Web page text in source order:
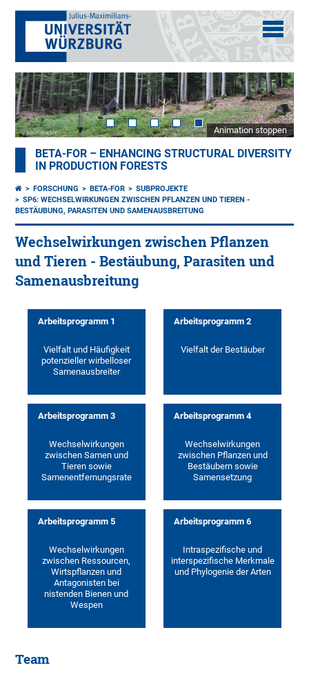
Animation stoppen
BETA-FOR – ENHANCING STRUCTURAL DIVERSITY
IN PRODUCTION FORESTS
FORSCHUNG BETA-FOR
SUBPROJEKTE
SP6: WECHSELWIRKUNGEN ZWISCHEN PFLANZEN UND TIEREN -
BESTÄUBUNG, PARASITEN UND SAMENAUSBREITUNG
Wechselwirkungen zwischen Pflanzen
und Tieren - Bestäubung, Parasiten und
Samenausbreitung
Arbeitsprogramm 1
Vielfalt und Häufigkeit
potenzieller wirbelloser
Samenausbreiter
Arbeitsprogramm 2
Vielfalt der Bestäuber
Arbeitsprogramm 3
Wechselwirkungen
zwischen Samen und
Tieren sowie
Samenentfernungsrate
Arbeitsprogramm 4
Wechselwirkungen
zwischen Pflanzen und
Bestäubern sowie
Samensetzung
Arbeitsprogramm 5
Wechselwirkungen
zwischen Ressourcen,
Wirtspflanzen und
Antagonisten bei
nistenden Bienen und
Wespen
Arbeitsprogramm 6
Intraspezifische und
interspezifische Merkmale
und Phylogenie der Arten
Team